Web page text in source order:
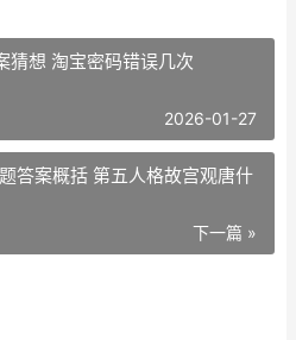
猜想 淘宝密码错误几次
2026-01-27
答案概括 第五人格故宫观唐什
下一篇 »